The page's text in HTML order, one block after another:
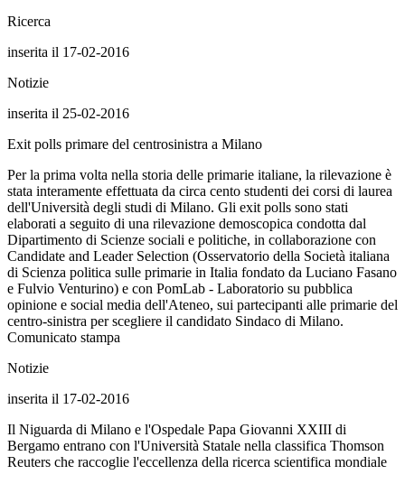
Ricerca
inserita il 17-02-2016
Notizie
inserita il 25-02-2016
Exit polls primare del centrosinistra a Milano
Per la prima volta nella storia delle primarie italiane, la rilevazione è
stata interamente effettuata da circa cento studenti dei corsi di laurea
dell'Università degli studi di Milano. Gli exit polls sono stati
elaborati a seguito di una rilevazione demoscopica condotta dal
Dipartimento di Scienze sociali e politiche, in collaborazione con
Candidate and Leader Selection (Osservatorio della Società italiana
di Scienza politica sulle primarie in Italia fondato da Luciano Fasano
e Fulvio Venturino) e con PomLab - Laboratorio su pubblica
opinione e social media dell'Ateneo, sui partecipanti alle primarie del
centro-sinistra per scegliere il candidato Sindaco di Milano.
Comunicato stampa
Notizie
inserita il 17-02-2016
Il Niguarda di Milano e l'Ospedale Papa Giovanni XXIII di
Bergamo entrano con l'Università Statale nella classifica Thomson
Reuters che raccoglie l'eccellenza della ricerca scientifica mondiale